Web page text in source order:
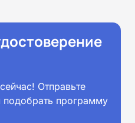
Отправьте
программу